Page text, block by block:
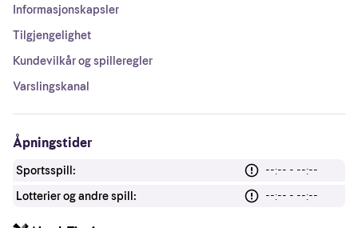
Informasjonskapsler
Tilgjengelighet
Kundevilkår og spilleregler
Varslingskanal
Åpningstider
Sportsspill:
--:-- - --:--
Lotterier og andre spill:
--:-- - --:--